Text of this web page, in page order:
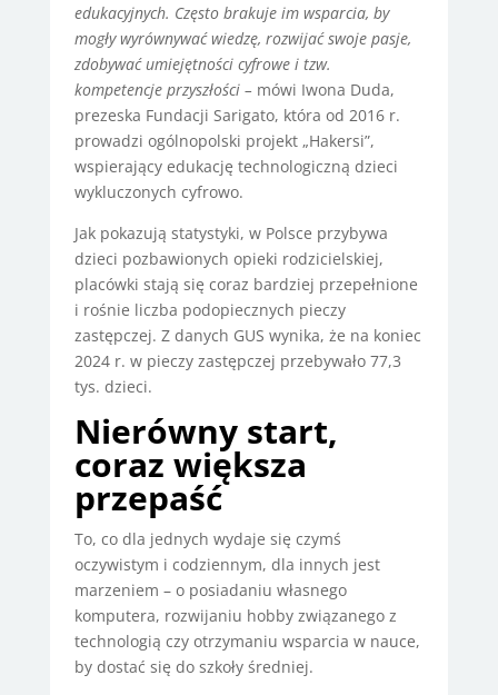
edukacyjnych. Często brakuje im wsparcia, by
mogły wyrównywać wiedzę, rozwijać swoje pasje,
zdobywać umiejętności cyfrowe i tzw.
kompetencje przyszłości – mówi Iwona Duda,
prezeska Fundacji Sarigato, która od 2016 r.
prowadzi ogólnopolski projekt „Hakersi”,
wspierający edukację technologiczną dzieci
wykluczonych cyfrowo.
Jak pokazują statystyki, w Polsce przybywa
dzieci pozbawionych opieki rodzicielskiej,
placówki stają się coraz bardziej przepełnione
i rośnie liczba podopiecznych pieczy
zastępczej. Z danych GUS wynika, że na koniec
2024 r. w pieczy zastępczej przebywało 77,3
tys. dzieci.
Nierówny start,
coraz większa
przepaść
To, co dla jednych wydaje się czymś
oczywistym i codziennym, dla innych jest
marzeniem – o posiadaniu własnego
komputera, rozwijaniu hobby związanego z
technologią czy otrzymaniu wsparcia w nauce,
by dostać się do szkoły średniej.